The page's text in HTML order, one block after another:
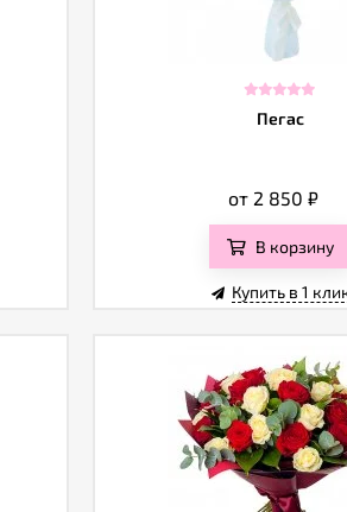
Пегас
от 2 850 ₽
В корзину
Купить в 1